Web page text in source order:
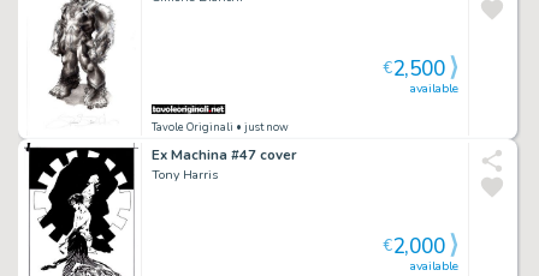
Tavole Originali • just now
available
€2,500
Ex Machina #47 cover
Tony Harris
available
€2,000